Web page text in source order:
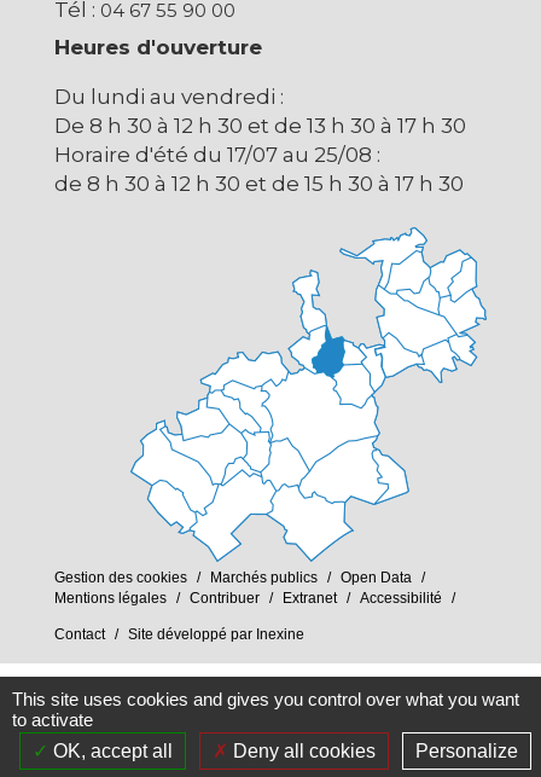
Tél : 04 67 55 90 00
Heures d'ouverture
Du lundi au vendredi :
De 8 h 30 à 12 h 30 et de 13 h 30 à 17 h 30
Horaire d'été du 17/07 au 25/08 :
de 8 h 30 à 12 h 30 et de 15 h 30 à 17 h 30
Gestion des cookies Marchés publics
Open Data
Mentions légales
Contribuer Extranet Accessibilité
Contact Site développé par Inexine
This site uses cookies and gives you control over what you want
to activate
OK, accept all
Deny all cookies Personalize